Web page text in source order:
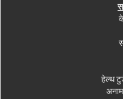
हेल्थ